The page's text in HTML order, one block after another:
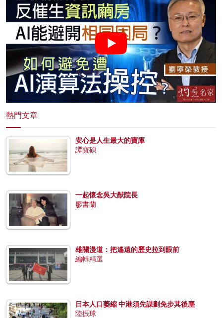
熱門文章
安心是人生最大的寶庫
譚寶碩
一起懷念吳大猷院長
廖書蘭
雄關漫道：把遙遠的歷史拉到眼前
編輯精選
日本人口萎縮 中港須先謀劃免步其後塵
陸振球